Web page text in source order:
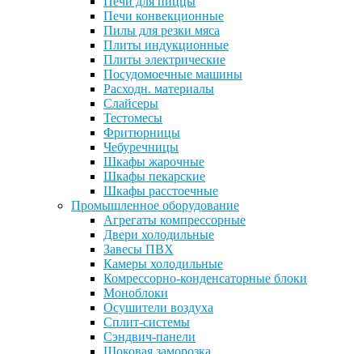
Печи конвекционные
Пилы для резки мяса
Плиты индукционные
Плиты электрические
Посудомоечные машины
Расходн. материалы
Слайсеры
Тестомесы
Фритюрницы
Чебуречницы
Шкафы жарочные
Шкафы пекарские
Шкафы расстоечные
Промышленное оборудование
Агрегаты компрессорные
Двери холодильные
Завесы ПВХ
Камеры холодильные
Комрессорно-конденсаторные блоки
Моноблоки
Осушители воздуха
Сплит-системы
Сэндвич-панели
Шоковая заморозка